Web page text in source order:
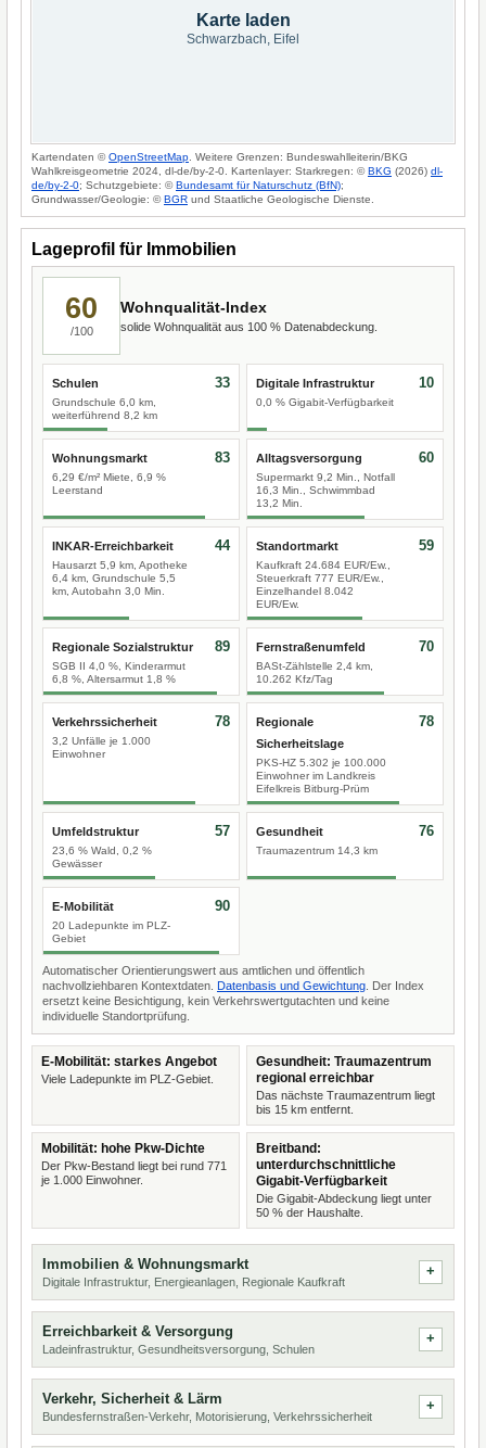
Karte laden
Schwarzbach, Eifel
Kartendaten ©OpenStreetMap . Weitere Grenzen: Bundeswahlleiterin/BKG
Wahlkreisgeometrie 2024, dl-de/by-2-0. Kartenlayer: Starkregen: ©BKG (2026) dl-
de/by-2-0; Schutzgebiete: ©Bundesamt für Naturschutz (BfN);
Grundwasser/Geologie: ©BGR und Staatliche Geologische Dienste.
Lageprofil für Immobilien
60
/100
Wohnqualität-Index
solide Wohnqualität aus 100 % Datenabdeckung.
Schulen
Grundschule 6,0 km,
weiterführend 8,2 km
33 Digitale Infrastruktur
0,0 % Gigabit-Verfügbarkeit
10
Wohnungsmarkt
6,29 €/m² Miete, 6,9 %
Leerstand
83 Alltagsversorgung
Supermarkt 9,2 Min., Notfall
16,3 Min., Schwimmbad
13,2 Min.
60
INKAR-Erreichbarkeit
Hausarzt 5,9 km, Apotheke
6,4 km, Grundschule 5,5
km, Autobahn 3,0 Min.
44 Standortmarkt
Kaufkraft 24.684 EUR/Ew.,
Steuerkraft 777 EUR/Ew.,
Einzelhandel 8.042
EUR/Ew.
59
Regionale Sozialstruktur
SGB II 4,0 %, Kinderarmut
6,8 %, Altersarmut 1,8 %
89 Fernstraßenumfeld
BASt-Zählstelle 2,4 km,
10.262 Kfz/Tag
70
Verkehrssicherheit
3,2 Unfälle je 1.000
Einwohner
78
Regionale
Sicherheitslage
PKS-HZ 5.302 je 100.000
Einwohner im Landkreis
Eifelkreis Bitburg-Prüm
78
Umfeldstruktur
23,6 % Wald, 0,2 %
Gewässer
57 Gesundheit
Traumazentrum 14,3 km
76
E-Mobilität
20 Ladepunkte im PLZ-
Gebiet
90
Automatischer Orientierungswert aus amtlichen und öffentlich
nachvollziehbaren Kontextdaten. Datenbasis und Gewichtung . Der Index
ersetzt keine Besichtigung, kein Verkehrswertgutachten und keine
individuelle Standortprüfung.
E-Mobilität: starkes Angebot
Viele Ladepunkte im PLZ-Gebiet.
Gesundheit: Traumazentrum
regional erreichbar
Das nächste Traumazentrum liegt
bis 15 km entfernt.
Mobilität: hohe Pkw-Dichte
Der Pkw-Bestand liegt bei rund 771
je 1.000 Einwohner.
Breitband:
unterdurchschnittliche
Gigabit-Verfügbarkeit
Die Gigabit-Abdeckung liegt unter
50 % der Haushalte.
Immobilien & Wohnungsmarkt
Digitale Infrastruktur, Energieanlagen, Regionale Kaufkraft
Erreichbarkeit & Versorgung
Ladeinfrastruktur, Gesundheitsversorgung, Schulen
Verkehr, Sicherheit & Lärm
Bundesfernstraßen-Verkehr, Motorisierung, Verkehrssicherheit